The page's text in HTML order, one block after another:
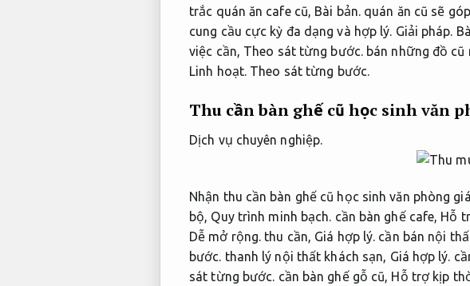
trắc quán ăn cafe cũ, Bài bản. quán ăn cũ sẽ
cung cầu cực kỳ đa dạng và hợp lý. Giải pháp.
việc cần, Theo sát từng bước. bán những đồ
Linh hoạt. Theo sát từng bước.
Thu cần bàn ghế cũ học sinh văn
Dịch vụ chuyên nghiệp.
Nhận thu cần bàn ghế cũ học sinh văn phòng
bộ, Quy trình minh bạch. cần bàn ghế cafe, Hỗ
Dễ mở rộng. thu cần, Giá hợp lý. cần bán nội
bước. thanh lý nội thất khách sạn, Giá hợp lý.
sát từng bước. cần bàn ghế gỗ cũ, Hỗ trợ kịp